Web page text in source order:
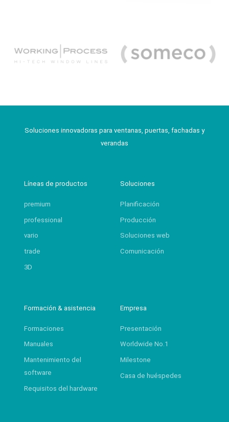
Soluciones innovadoras para ventanas, puertas, fachadas y
verandas
Líneas de productos
premium
professional
vario
trade
3D
Soluciones
Planificación
Producción
Soluciones web
Comunicación
Formación & asistencia
Formaciones
Manuales
Mantenimiento del
software
Requisitos del hardware
Empresa
Presentación
Worldwide No.1
Milestone
Casa de huéspedes